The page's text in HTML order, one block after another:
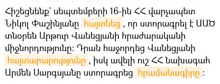
Հիշեցնենք` սեպտեմբերի 16-ին ՀՀ վարչապետ
Նիկոլ Փաշինյանը հայտնեց , որ ստորագրել է ԱԱԾ
տնօրեն Արթուր Վանեցյանի հրաժարականի
միջնորդությունը։ Դրան հաջորդեց Վանեցյանի
հայտարարությունը , իսկ ավելի ուշ ՀՀ նախագահ
Արմեն Սարգսյանը ստորագրեց հրամանագիրը ։